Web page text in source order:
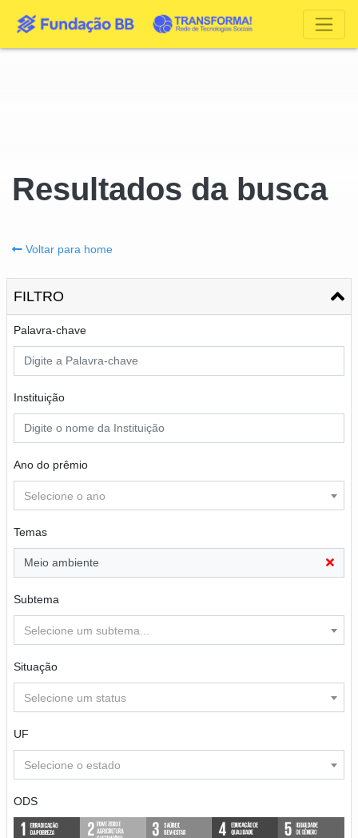
Resultados da busca
Voltar para home
FILTRO
Palavra-chave
Instituição
Ano do prêmio
Selecione o ano
Temas
Meio ambiente
Subtema
Selecione um subtema...
Situação
Selecione um status
UF
Selecione o estado
ODS